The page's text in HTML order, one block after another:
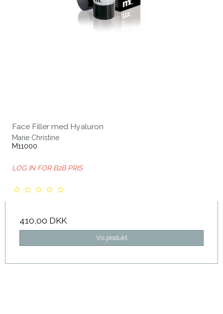
Face Filler med Hyaluron
Marie Christine
M11000
LOG IN FOR B2B PRIS
410,00 DKK
Vis produkt